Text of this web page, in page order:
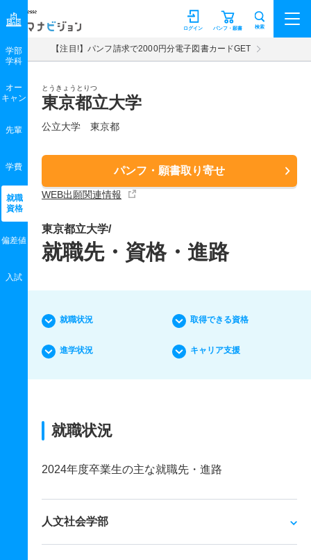
マナビジョン パンフ・願書
ログイン 検索
【注目!】パンフ請求で2000円分電子図書カードGET
とうきょうとりつ
東京都立大学
公立大学 東京都
パンフ・願書取り寄せ
WEB出願関連情報
学部
学科
オー
キャン
先輩
学費
就職
資格
偏差値
入試
東京都立大学/
就職先・資格・進路
就職状況 取得できる資格
進学状況 キャリア支援
就職状況
2024年度卒業生の主な就職先・進路
人文社会学部